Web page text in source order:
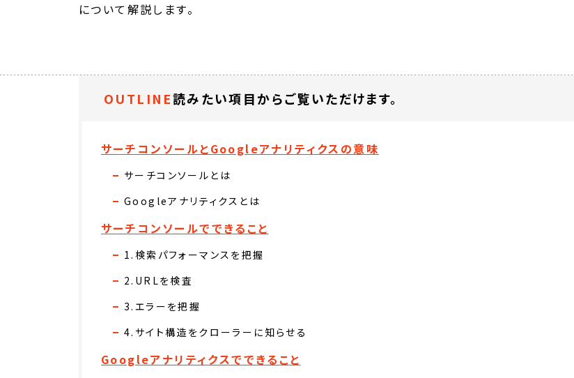
について解説します。
OUTLINE読みたい項目からご覧いただけます。
サーチコンソールとGoogleアナリティクスの意味
サーチコンソールとは
Googleアナリティクスとは
サーチコンソールでできること
1.検索パフォーマンスを把握
2.URLを検査
3.エラーを把握
4.サイト構造をクローラーに知らせる
Googleアナリティクスでできること